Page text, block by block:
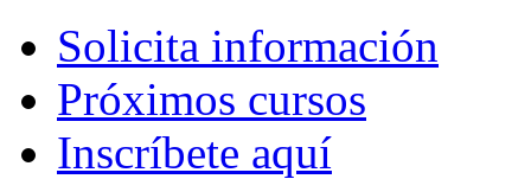
Solicita información
Próximos cursos
Inscríbete aquí